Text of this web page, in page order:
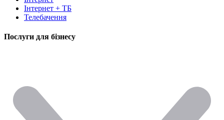
Інтернет + ТБ
Телебачення
Послуги для бізнесу